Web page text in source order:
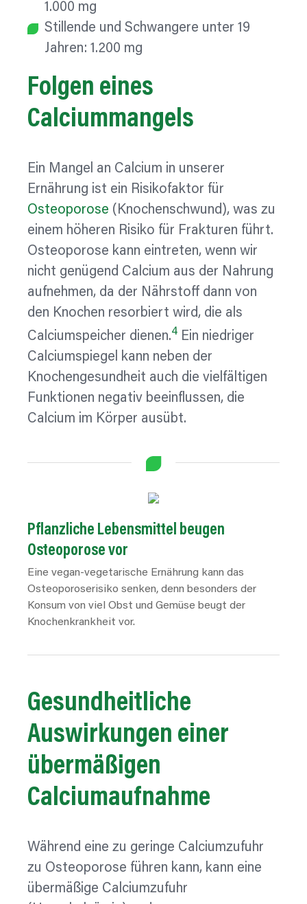
1.000 mg
Stillende und Schwangere unter 19
Jahren: 1.200 mg
Folgen eines
Calciummangels
Ein Mangel an Calcium in unserer
Ernährung ist ein Risikofaktor für
Osteoporose (Knochenschwund), was zu
einem höheren Risiko für Frakturen führt.
Osteoporose kann eintreten, wenn wir
nicht genügend Calcium aus der Nahrung
aufnehmen, da der Nährstoff dann von
den Knochen resorbiert wird, die als
Calciumspeicher dienen.4 Ein niedriger
Calciumspiegel kann neben der
Knochengesundheit auch die vielfältigen
Funktionen negativ beeinflussen, die
Calcium im Körper ausübt.
Pflanzliche Lebensmittel beugen
Osteoporose vor
Eine vegan-vegetarische Ernährung kann das
Osteoporoserisiko senken, denn besonders der
Konsum von viel Obst und Gemüse beugt der
Knochenkrankheit vor.
Gesundheitliche
Auswirkungen einer
übermäßigen
Calciumaufnahme
Während eine zu geringe Calciumzufuhr
zu Osteoporose führen kann, kann eine
übermäßige Calciumzufuhr